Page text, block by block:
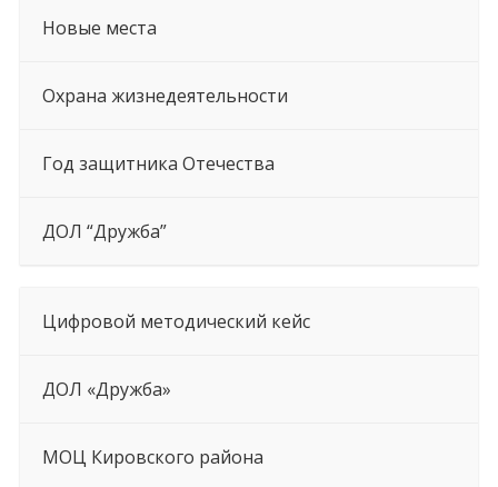
Новые места
Охрана жизнедеятельности
Год защитника Отечества
ДОЛ “Дружба”
Цифровой методический кейс
ДОЛ «Дружба»
МОЦ Кировского района